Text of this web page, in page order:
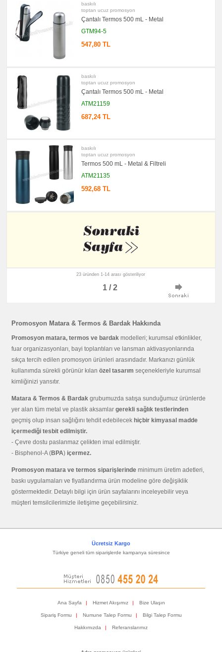
Promosyon Matara & Termos & Bardak Hakkında
Promosyon matara, termos ve bardak modelleri; kurumsal etkinlikler,
fuar organizasyonları, bayi toplantıları ve lansman aktivasyonlarında
sıkça tercih edilen promosyon ürünleri arasındadır. Markanızı günlük
kullanımda sürekli görünür kılanözel tasarım seçenekleriyle kurumsal
kimliğinizi yansıtır.
Matara & Termos & Bardak grubumuzda satışa sunduğumuz ürünlerde
yer alan tüm metal ve plastik aksamlargerekli sağlık testlerinden
geçmiş olup insan sağlığını tehdit edebilecek hiçbir kimyasal madde
içermediği tesbit edilmiştir.
- Çevre dostu paslanmaz çelikten imal edilmiştir.
- Bisphenol-A (BPA) içermez.
Promosyon matara ve termos siparişlerinde minimum üretim adetleri,
baskı uygulamaları ve fiyatlandırma ürün modeline göre değişiklik
göstermektedir. Detaylı bilgi için ürün sayfalarını inceleyebilir veya
müşteri temsilcilerimizle iletişime geçebilirsiniz.
baskılı
toptan ucuz promosyon
Çantalı Termos 500 mL - Metal
GTM94-5
547,80 TL
baskılı
toptan ucuz promosyon
Çantalı Termos 500 mL - Metal
ATM21159
687,24 TL
baskılı
toptan ucuz promosyon
Termos 500 mL - Metal & Filtreli
ATM21135
592,68 TL
23 üründen 1-14 arası gösteriliyor
1 / 2
promosyon
Yapışkan
Notluk
Seti
&
Not
Ücretsiz Kargo
Türkiye geneli tüm siparişlerde kampanya süresince
Ana Sayfa | Hizmet Akışımız | Bize Ulaşın
Sipariş Formu | Numune Talep Formu | Bilgi Talep Formu
Hakkımızda | Referanslarımız